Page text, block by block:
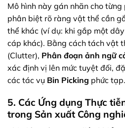
Mô hình này gán nhãn cho
phân biệt rõ ràng vật thể cần
thể khác (ví dụ: khi gắp một
cáp khác). Bằng cách tách vật
(Clutter), Phân đoạn ảnh ngữ
xác định vị lên mức tuyệt đối,
các tác vụ Bin Picking phức tạp.
5. Các Ứng dụng Thực
trong Sản xuất Công